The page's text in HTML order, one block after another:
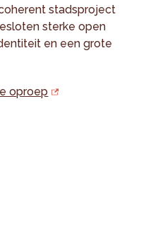
stadsproject
sterke open
en een grote
oproep